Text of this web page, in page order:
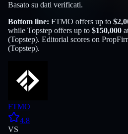
Basato su dati verificati.
Bottom line: FTMO offers up to $
while Topstep offers up to $150,000
(Topstep). Editorial scores on
(Topstep).
FTMO
4.8
VS